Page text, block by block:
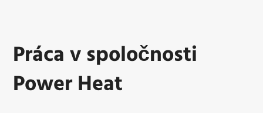
Práca v spoločnosti
Power Heat